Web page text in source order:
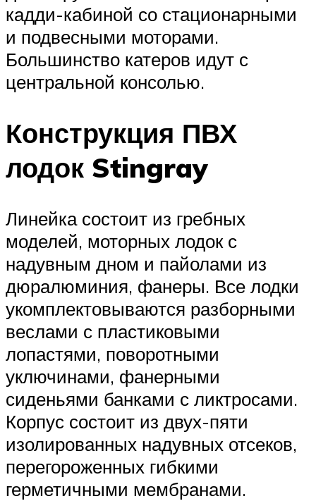
кадди-кабиной со стационарными
и подвесными моторами.
Большинство катеров идут с
центральной консолью.
Конструкция ПВХ
лодок Stingray
Линейка состоит из гребных
моделей, моторных лодок с
надувным дном и пайолами из
дюралюминия, фанеры. Все лодки
укомплектовываются разборными
веслами с пластиковыми
лопастями, поворотными
уключинами, фанерными
сиденьями банками с ликтросами.
Корпус состоит из двух-пяти
изолированных надувных отсеков,
перегороженных гибкими
герметичными мембранами.